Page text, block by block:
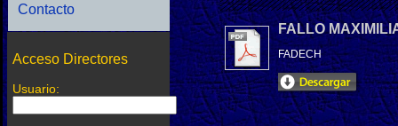
Contacto
Acceso Directores
Usuario:
FALLO
FADECH